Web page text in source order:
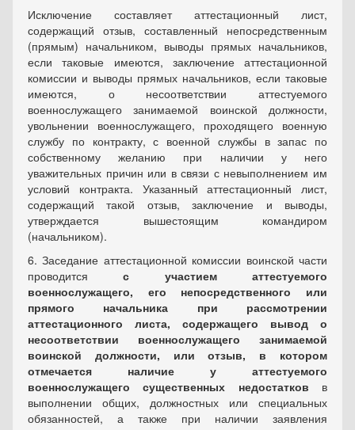
Исключение составляет аттестационный лист,
содержащий отзыв, составленный непосредственным
(прямым) начальником, выводы прямых начальников,
если таковые имеются, заключение аттестационной
комиссии и выводы прямых начальников, если таковые
имеются, о несоответствии аттестуемого
военнослужащего занимаемой воинской должности,
увольнении военнослужащего, проходящего военную
службу по контракту, с военной службы в запас по
собственному желанию при наличии у него
уважительных причин или в связи с невыполнением им
условий контракта. Указанный аттестационный лист,
содержащий такой отзыв, заключение и выводы,
утверждается вышестоящим командиром
(начальником).
6. Заседание аттестационной комиссии воинской части
проводитсяс участием аттестуемого
военнослужащего, его непосредственного или
прямого начальника при рассмотрении
аттестационного листа, содержащего вывод о
несоответствии военнослужащего занимаемой
воинской должности, или отзыв, в котором
отмечается наличие у аттестуемого
военнослужащего существенных недостатков в
выполнении общих, должностных или специальных
обязанностей, а также при наличии заявления